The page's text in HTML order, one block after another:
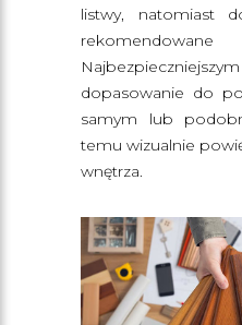
listwy, natomiast
dopasowanie do
samym lub
temu wizualnie
wnętrza.